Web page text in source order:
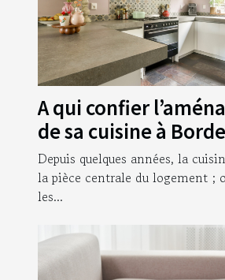
A qui confier
de sa cuisine à
Depuis quelques années, la
la pièce centrale du logement ;
les...